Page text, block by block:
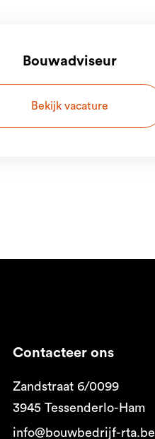
Bouwadviseur
Bekijk vacature
Contacteer ons
Zandstraat 6/0099
3945 Tessenderlo-Ham
info@bouwbedrijf-rta.be